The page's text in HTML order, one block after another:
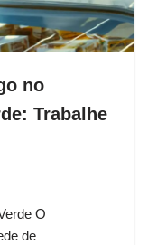
no
Trabalhe
O
de